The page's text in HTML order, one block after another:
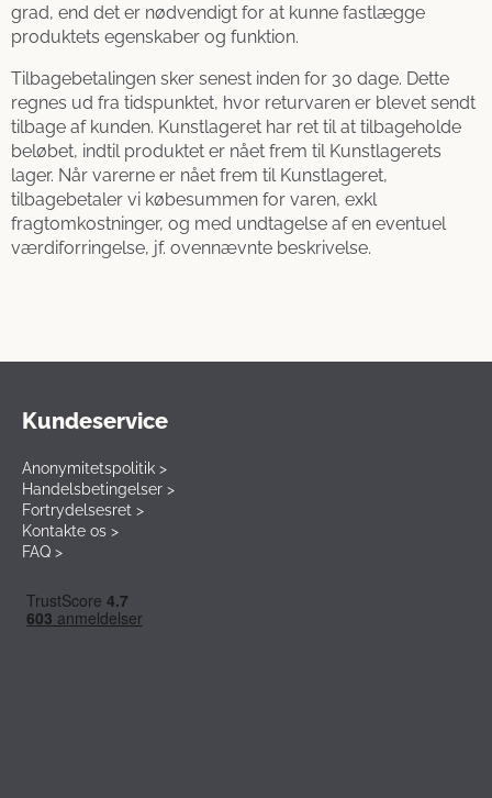
grad, end det er nødvendigt for at kunne fastlægge
produktets egenskaber og funktion.
Tilbagebetalingen sker senest inden for 30 dage. Dette
regnes ud fra tidspunktet, hvor returvaren er blevet sendt
tilbage af kunden. Kunstlageret har ret til at tilbageholde
beløbet, indtil produktet er nået frem til Kunstlagerets
lager. Når varerne er nået frem til Kunstlageret,
tilbagebetaler vi købesummen for varen, exkl
fragtomkostninger, og med undtagelse af en eventuel
værdiforringelse, jf. ovennævnte beskrivelse.
Kundeservice
Anonymitetspolitik >
Handelsbetingelser >
Fortrydelsesret >
Kontakte os >
FAQ >